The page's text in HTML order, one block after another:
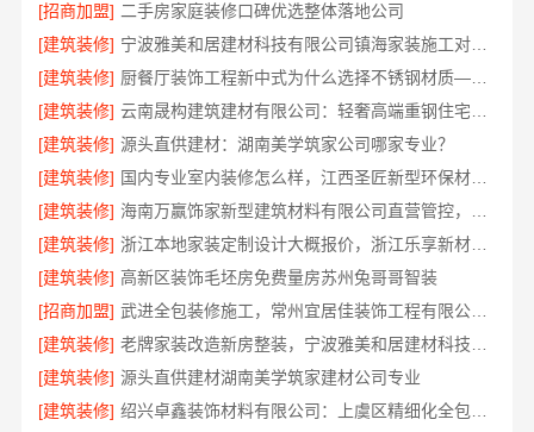
[招商加盟] 二手房家庭装修口碑优选整体落地公司
[建筑装修]
宁波雅美和居建材科技有限公司镇海家装施工对接渠道
[建筑装修]
厨餐厅装饰工程新中式为什么选择不锈钢材质——江苏东钢金属家居
[建筑装修]
[建筑装修] 源头直供建材：湖南美学筑家公司哪家专业？
[建筑装修]
国内专业室内装修怎么样，江西圣匠新型环保材料有限公司
[建筑装修]
[建筑装修]
浙江本地家装定制设计大概报价，浙江乐享新材料有限公司闭口合同
[建筑装修] 高新区装饰毛坯房免费量房苏州兔哥哥智装
[招商加盟]
武进全包装修施工，常州宜居佳装饰工程有限公司标准化管控
[建筑装修]
[建筑装修] 源头直供建材湖南美学筑家建材公司专业
[建筑装修]